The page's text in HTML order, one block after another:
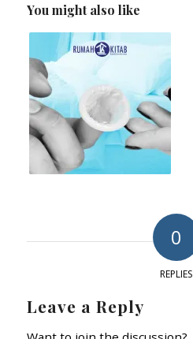
You might also like
0
REPLIES
Leave a Reply